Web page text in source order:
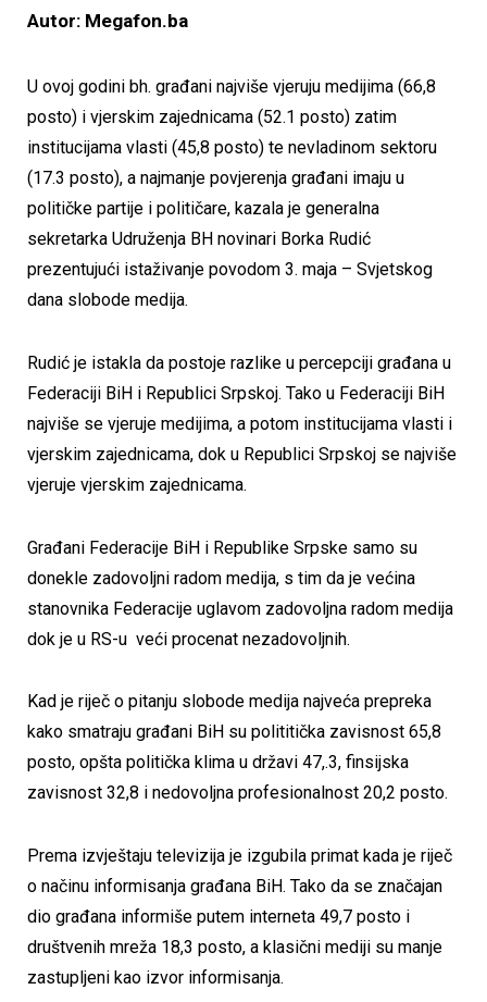
Autor: Megafon.ba
U ovoj godini bh. građani najviše vjeruju medijima (66,8
posto) i vjerskim zajednicama (52.1 posto) zatim
institucijama vlasti (45,8 posto) te nevladinom sektoru
(17.3 posto), a najmanje povjerenja građani imaju u
političke partije i političare, kazala je generalna
sekretarka Udruženja BH novinari Borka Rudić
prezentujući istaživanje povodom 3. maja – Svjetskog
dana slobode medija.
Rudić je istakla da postoje razlike u percepciji građana u
Federaciji BiH i Republici Srpskoj. Tako u Federaciji BiH
najviše se vjeruje medijima, a potom institucijama vlasti i
vjerskim zajednicama, dok u Republici Srpskoj se najviše
vjeruje vjerskim zajednicama.
Građani Federacije BiH i Republike Srpske samo su
donekle zadovoljni radom medija, s tim da je većina
stanovnika Federacije uglavom zadovoljna radom medija
dok je u RS-u veći procenat nezadovoljnih.
Kad je riječ o pitanju slobode medija najveća prepreka
kako smatraju građani BiH su polititička zavisnost 65,8
posto, opšta politička klima u državi 47,.3, finsijska
zavisnost 32,8 i nedovoljna profesionalnost 20,2 posto.
Prema izvještaju televizija je izgubila primat kada je riječ
o načinu informisanja građana BiH. Tako da se značajan
dio građana informiše putem interneta 49,7 posto i
društvenih mreža 18,3 posto, a klasični mediji su manje
zastupljeni kao izvor informisanja.